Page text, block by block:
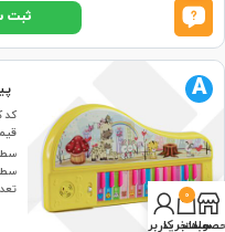
ثبت
کد
سطح 1
سطح
A
0
سبد خرید
حساب کاربری من